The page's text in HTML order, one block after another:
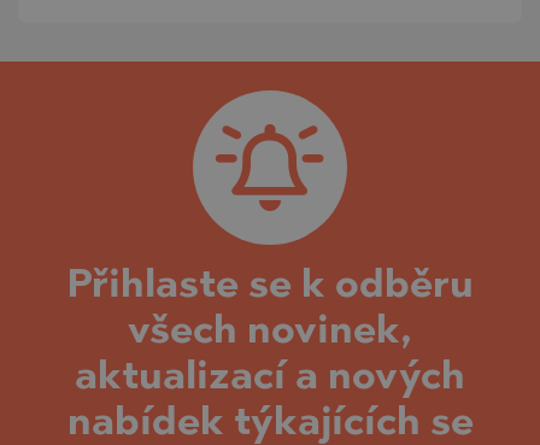
Přihlaste se k odběru
všech novinek,
aktualizací a nových
nabídek týkajících se